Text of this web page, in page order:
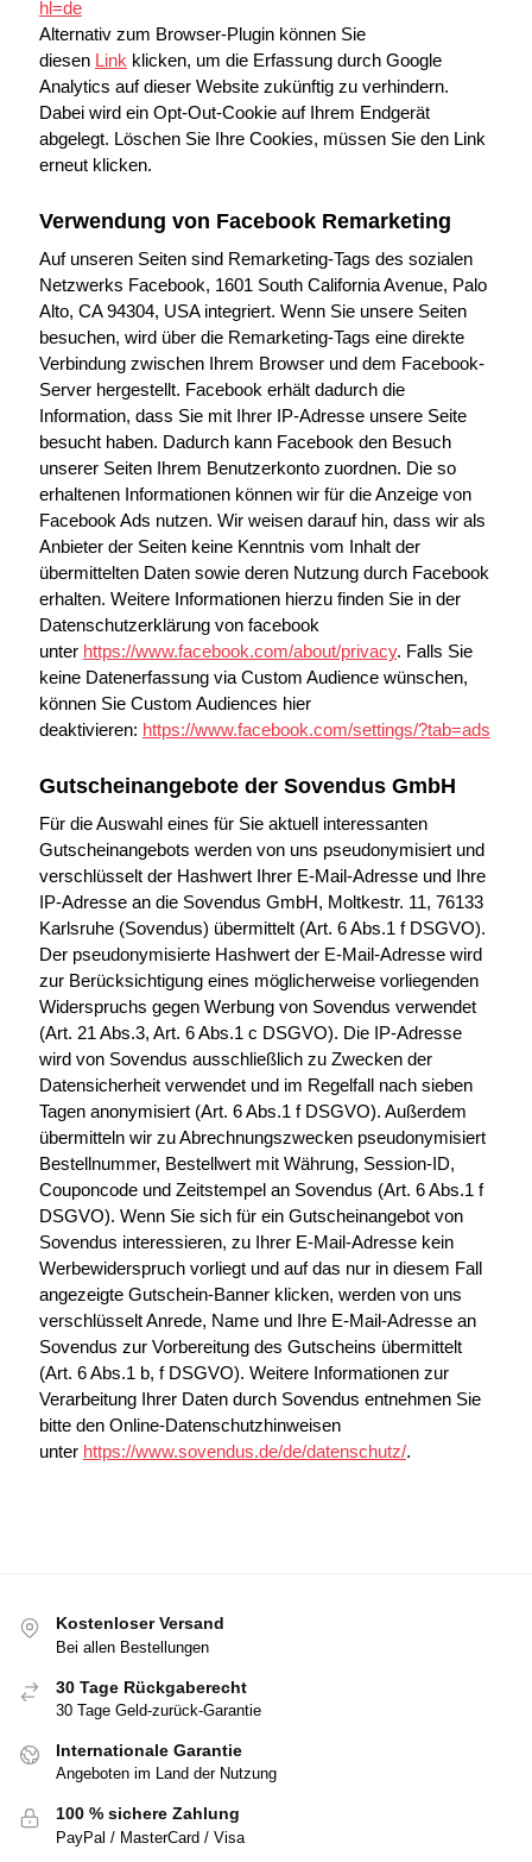
hl=de
Alternativ zum Browser-Plugin können Sie
diesen Linkklicken, um die Erfassung durch Google
Analytics auf dieser Website zukünftig zu verhindern.
Dabei wird ein Opt-Out-Cookie auf Ihrem Endgerät
abgelegt. Löschen Sie Ihre Cookies, müssen Sie den Link
erneut klicken.
Verwendung von Facebook Remarketing
Auf unseren Seiten sind Remarketing-Tags des sozialen
Netzwerks Facebook, 1601 South California Avenue, Palo
Alto, CA 94304, USA integriert. Wenn Sie unsere Seiten
besuchen, wird über die Remarketing-Tags eine direkte
Verbindung zwischen Ihrem Browser und dem Facebook-
Server hergestellt. Facebook erhält dadurch die
Information, dass Sie mit Ihrer IP-Adresse unsere Seite
besucht haben. Dadurch kann Facebook den Besuch
unserer Seiten Ihrem Benutzerkonto zuordnen. Die so
erhaltenen Informationen können wir für die Anzeige von
Facebook Ads nutzen. Wir weisen darauf hin, dass wir als
Anbieter der Seiten keine Kenntnis vom Inhalt der
übermittelten Daten sowie deren Nutzung durch Facebook
erhalten. Weitere Informationen hierzu finden Sie in der
Datenschutzerklärung von facebook
unter https://www.facebook.com/about/privacy. Falls Sie
keine Datenerfassung via Custom Audience wünschen,
können Sie Custom Audiences hier
deaktivieren: https://www.facebook.com/settings/?tab=ads
Gutscheinangebote der Sovendus GmbH
Für die Auswahl eines für Sie aktuell interessanten
Gutscheinangebots werden von uns pseudonymisiert und
verschlüsselt der Hashwert Ihrer E-Mail-Adresse und Ihre
IP-Adresse an die Sovendus GmbH, Moltkestr. 11, 76133
Karlsruhe (Sovendus) übermittelt (Art. 6 Abs.1 f DSGVO).
Der pseudonymisierte Hashwert der E-Mail-Adresse wird
zur Berücksichtigung eines möglicherweise vorliegenden
Widerspruchs gegen Werbung von Sovendus verwendet
(Art. 21 Abs.3, Art. 6 Abs.1 c DSGVO). Die IP-Adresse
wird von Sovendus ausschließlich zu Zwecken der
Datensicherheit verwendet und im Regelfall nach sieben
Tagen anonymisiert (Art. 6 Abs.1 f DSGVO). Außerdem
übermitteln wir zu Abrechnungszwecken pseudonymisiert
Bestellnummer, Bestellwert mit Währung, Session-ID,
Couponcode und Zeitstempel an Sovendus (Art. 6 Abs.1 f
DSGVO). Wenn Sie sich für ein Gutscheinangebot von
Sovendus interessieren, zu Ihrer E-Mail-Adresse kein
Werbewiderspruch vorliegt und auf das nur in diesem Fall
angezeigte Gutschein-Banner klicken, werden von uns
verschlüsselt Anrede, Name und Ihre E-Mail-Adresse an
Sovendus zur Vorbereitung des Gutscheins übermittelt
(Art. 6 Abs.1 b, f DSGVO). Weitere Informationen zur
Verarbeitung Ihrer Daten durch Sovendus entnehmen Sie
bitte den Online-Datenschutzhinweisen
unter https://www.sovendus.de/de/datenschutz/.
Kostenloser Versand
Bei allen Bestellungen
30 Tage Rückgaberecht
30 Tage Geld-zurück-Garantie
Internationale Garantie
Angeboten im Land der Nutzung
100 % sichere Zahlung
PayPal / MasterCard / Visa